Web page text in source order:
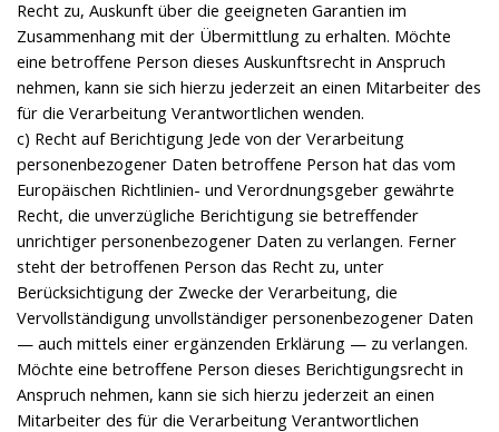
Recht zu, Auskunft über die geeigneten Garantien im
Zusammenhang mit der Übermittlung zu erhalten. Möchte
eine betroffene Person dieses Auskunftsrecht in Anspruch
nehmen, kann sie sich hierzu jederzeit an einen Mitarbeiter des
für die Verarbeitung Verantwortlichen wenden.
c) Recht auf Berichtigung Jede von der Verarbeitung
personenbezogener Daten betroffene Person hat das vom
Europäischen Richtlinien- und Verordnungsgeber gewährte
Recht, die unverzügliche Berichtigung sie betreffender
unrichtiger personenbezogener Daten zu verlangen. Ferner
steht der betroffenen Person das Recht zu, unter
Berücksichtigung der Zwecke der Verarbeitung, die
Vervollständigung unvollständiger personenbezogener Daten
— auch mittels einer ergänzenden Erklärung — zu verlangen.
Möchte eine betroffene Person dieses Berichtigungsrecht in
Anspruch nehmen, kann sie sich hierzu jederzeit an einen
Mitarbeiter des für die Verarbeitung Verantwortlichen